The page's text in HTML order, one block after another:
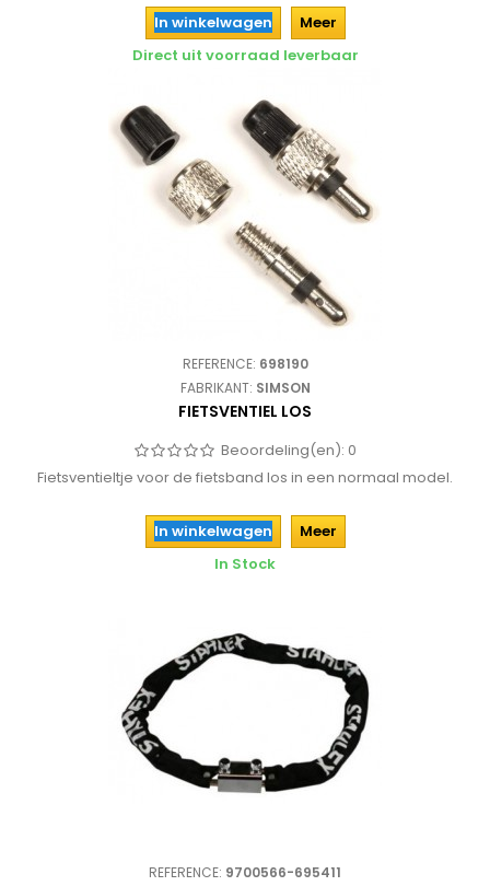
In winkelwagen
Meer
Direct uit voorraad leverbaar
REFERENCE: 698190
FABRIKANT: SIMSON
FIETSVENTIEL LOS
Beoordeling(en): 0
Fietsventieltje voor de fietsband los in een normaal model.
In winkelwagen
Meer
In Stock
REFERENCE: 9700566-695411